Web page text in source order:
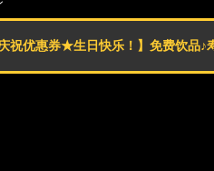
祝优惠券★生日快乐！】免费饮品♪